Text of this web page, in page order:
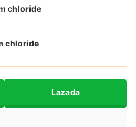
chloride
chloride
Lazada